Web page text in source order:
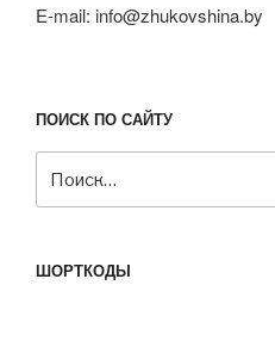
E-mail: info@zhukovshina.by
ПОИСК ПО САЙТУ
ШОРТКОДЫ